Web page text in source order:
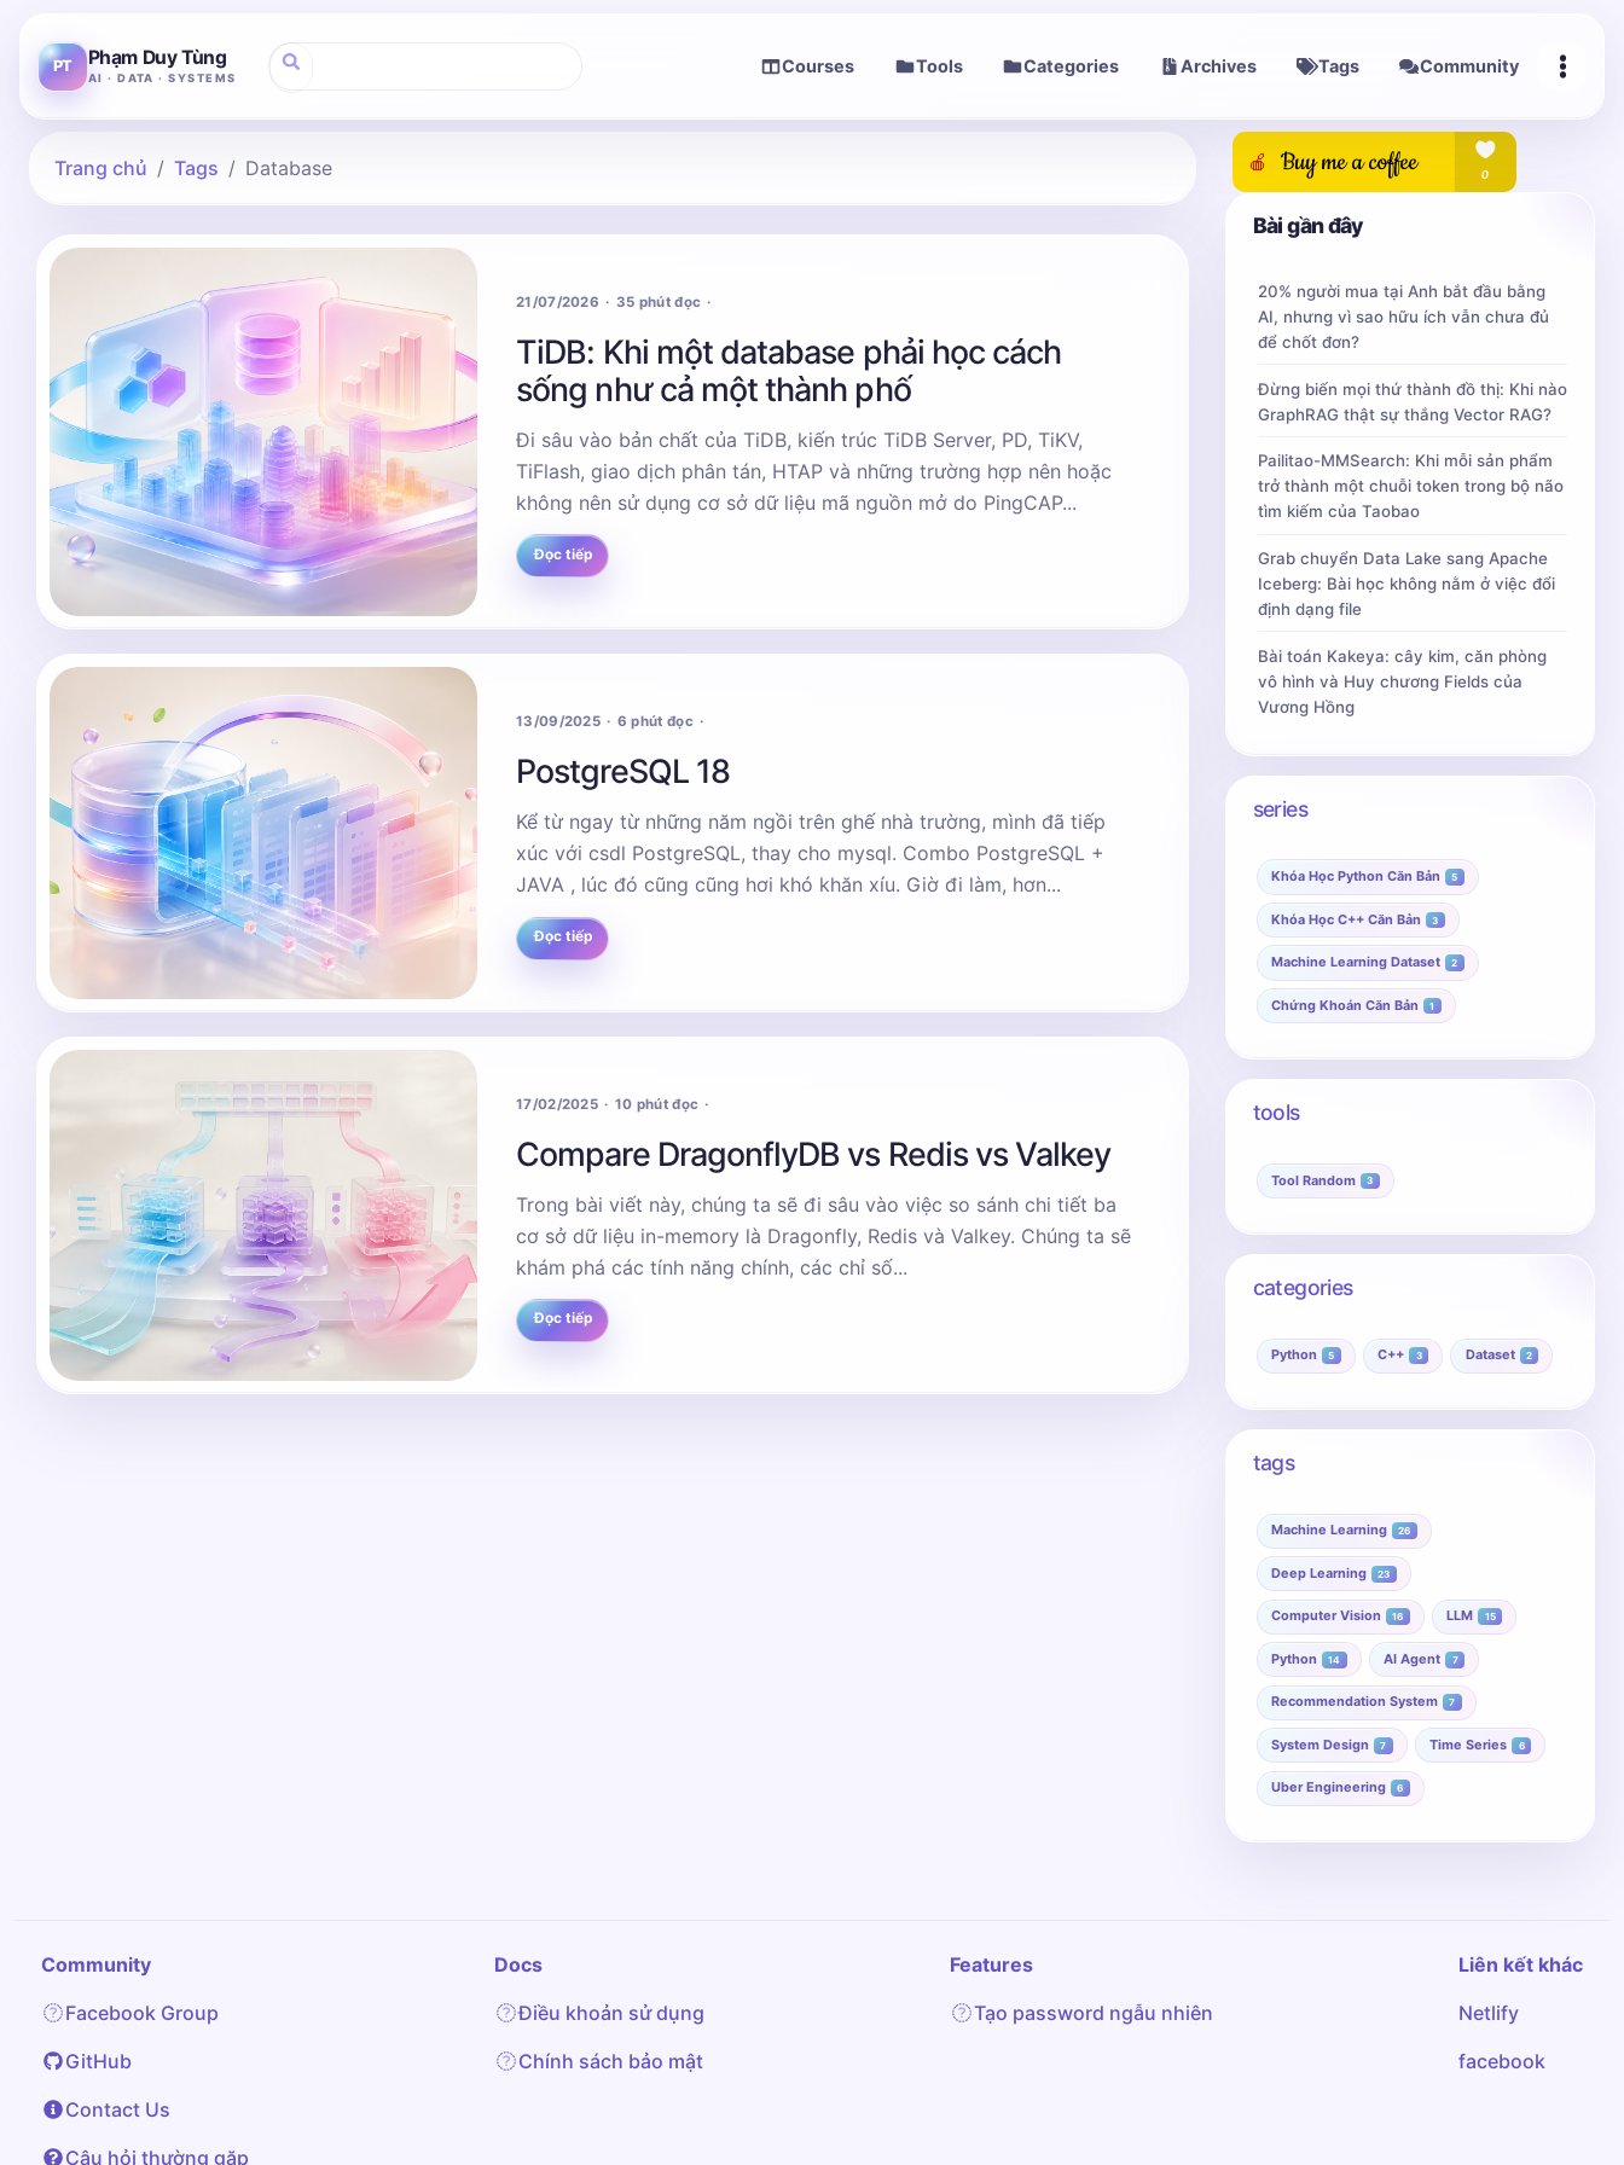
PT Phạm Duy Tùng
AI · DATA · SYSTEMS
Courses Tools Categories Archives Tags Community
Trang chủ Tags Database
21/07/2026 35 phút đọc
TiDB: Khi một database phải học cách
sống như cả một thành phố
Đi sâu vào bản chất của TiDB, kiến trúc TiDB Server, PD, TiKV,
TiFlash, giao dịch phân tán, HTAP và những trường hợp nên hoặc
không nên sử dụng cơ sở dữ liệu mã nguồn mở do PingCAP...
Đọc tiếp
13/09/2025 6 phút đọc
PostgreSQL 18
Kể từ ngay từ những năm ngồi trên ghế nhà trường, mình đã tiếp
xúc với csdl PostgreSQL, thay cho mysql. Combo PostgreSQL +
JAVA , lúc đó cũng cũng hơi khó khăn xíu. Giờ đi làm, hơn...
Đọc tiếp
17/02/2025 10 phút đọc
Compare DragonflyDB vs Redis vs Valkey
Trong bài viết này, chúng ta sẽ đi sâu vào việc so sánh chi tiết ba
cơ sở dữ liệu in-memory là Dragonfly, Redis và Valkey. Chúng ta sẽ
khám phá các tính năng chính, các chỉ số...
Đọc tiếp
Bài gần đây
20% người mua tại Anh bắt đầu bằng
AI, nhưng vì sao hữu ích vẫn chưa đủ
để chốt đơn?
Đừng biến mọi thứ thành đồ thị: Khi nào
GraphRAG thật sự thắng Vector RAG?
Pailitao-MMSearch: Khi mỗi sản phẩm
trở thành một chuỗi token trong bộ não
tìm kiếm của Taobao
Grab chuyển Data Lake sang Apache
Iceberg: Bài học không nằm ở việc đổi
định dạng file
Bài toán Kakeya: cây kim, căn phòng
vô hình và Huy chương Fields của
Vương Hồng
series
Khóa Học Python Căn Bản 5
Khóa Học C++ Căn Bản 3
Machine Learning Dataset 2
Chứng Khoán Căn Bản 1
tools
Tool Random 3
categories
Python 5 C++ 3 Dataset 2
tags
Machine Learning 26
Deep Learning 23
Computer Vision 16 LLM 15
Python 14 AI Agent 7
Recommendation System 7
System Design 7 Time Series 6
Uber Engineering 6
Community
Facebook Group
GitHub
Contact Us
Câu hỏi thường gặp
Docs
Điều khoản sử dụng
Chính sách bảo mật
Features
Tạo password ngẫu nhiên
Liên kết khác
Netlify
facebook